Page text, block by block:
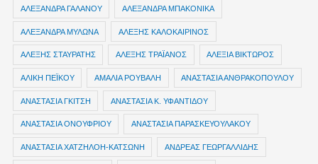
ΑΛΕΞΑΝΔΡΑ ΓΑΛΑΝΟΥ ΑΛΕΞΑΝΔΡΑ ΜΠΑΚΟΝΙΚΑ
ΑΛΕΞΑΝΔΡΑ ΜΥΛΩΝΑ ΑΛΕΞΗΣ ΚΑΛΟΚΑΙΡΙΝΟΣ
ΑΛΕΞΗΣ ΣΤΑΥΡΑΤΗΣ ΑΛΕΞΗΣ ΤΡΑΪΑΝΟΣ ΑΛΕΞΙΑ ΒΙΚΤΩΡΟΣ
ΑΛΙΚΗ ΠΕΪΚΟΥ ΑΜΑΛΙΑ ΡΟΥΒΑΛΗ ΑΝΑΣΤΑΣΙΑ ΑΝΘΡΑΚΟΠΟΥΛΟΥ
ΑΝΑΣΤΑΣΙΑ ΓΚΙΤΣΗ ΑΝΑΣΤΑΣΙΑ Κ. ΥΦΑΝΤΙΔΟΥ
ΑΝΑΣΤΑΣΙΑ ΟΝΟΥΦΡΙΟΥ ΑΝΑΣΤΑΣΙΑ ΠΑΡΑΣΚΕΥΟΥΛΑΚΟΥ
ΑΝΑΣΤΑΣΙΑ ΧΑΤΖΗΛΟΗ-ΚΑΤΣΩΝΗ ΑΝΔΡΕΑΣ ΓΕΩΡΓΑΛΛΙΔΗΣ